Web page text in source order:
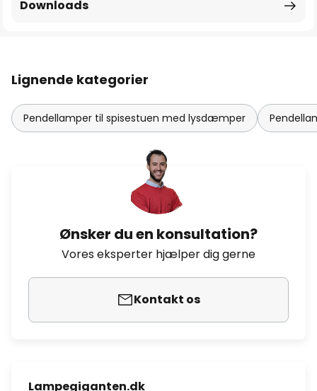
Downloads
Lignende kategorier
Pendellamper til spisestuen med lysdæmper
Ønsker du en konsultation?
Vores eksperter hjælper dig gerne
Kontakt os
Lampegiganten.dk